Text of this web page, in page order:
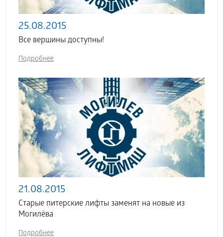
25.08.2015
Все вершины доступны!
Подробнее
21.08.2015
Старые питерские лифты заменят на новые из
Могилёва
Подробнее